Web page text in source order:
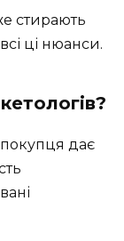
стирають
ці нюанси.
дає